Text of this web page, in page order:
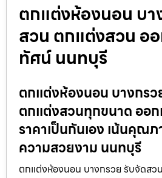
ตกแต่งห้องนอน บา
สวน ตกแต่งสวน อ
ทัศน์ นนทบุรี
ตกแต่งห้องนอน บางกร
ตกแต่งสวนทุกขนาด ออ
ราคาเป็นกันเอง เน้นคุณ
ความสวยงาม นนทบุรี
ตกแต่งห้องนอน บางกรวย รับจัดส